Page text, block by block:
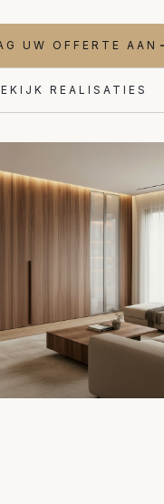
UW OFFERTE AAN
REALISATIES